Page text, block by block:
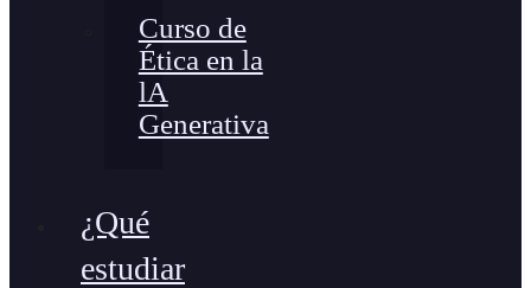
Curso de
Ética en la
lA
Generativa
¿Qué
estudiar